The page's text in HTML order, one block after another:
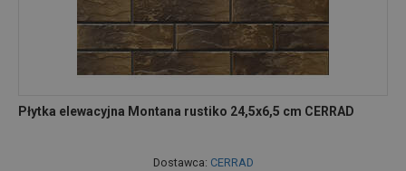
Płytka elewacyjna Montana rustiko 24,5x6,5 cm CERRAD
Dostawca: CERRAD